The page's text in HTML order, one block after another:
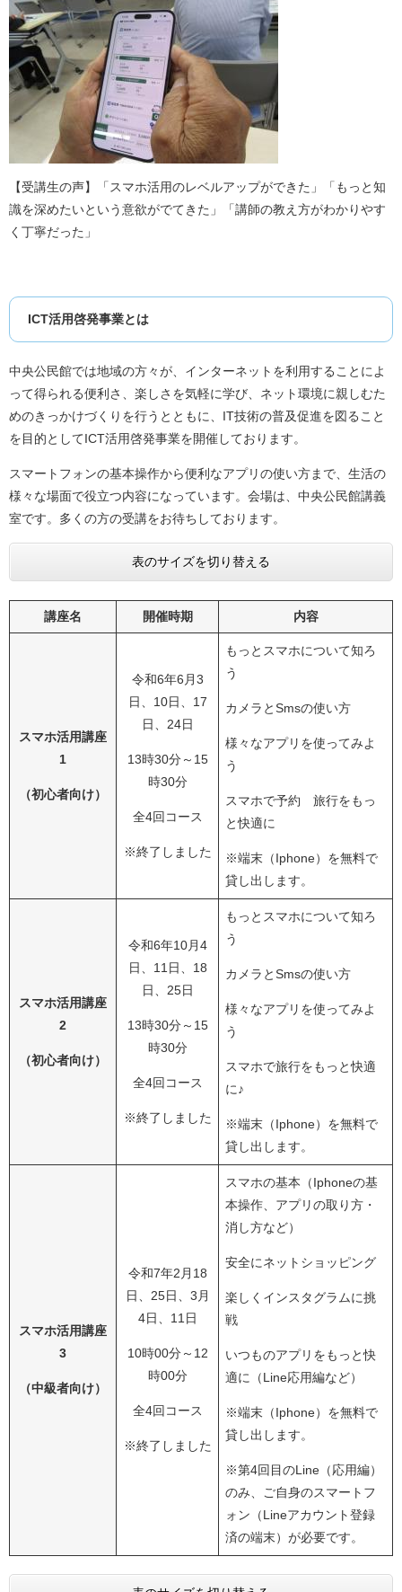
【受講生の声】「スマホ活用のレベルアップができた」「もっと知
識を深めたいという意欲がでてきた」「講師の教え方がわかりやす
く丁寧だった」
ICT活用啓発事業とは
中央公民館では地域の方々が、インターネットを利用することによ
って得られる便利さ、楽しさを気軽に学び、ネット環境に親しむた
めのきっかけづくりを行うとともに、IT技術の普及促進を図ること
を目的としてICT活用啓発事業を開催しております。
スマートフォンの基本操作から便利なアプリの使い方まで、生活の
様々な場面で役立つ内容になっています。会場は、中央公民館講義
室です。多くの方の受講をお待ちしております。
表のサイズを切り替える
講座名 開催時期 内容
スマホ活用講座
1
（初心者向け）
令和6年6月3
日、10日、17
日、24日
13時30分～15
時30分
全4回コース
※終了しました
もっとスマホについて知ろ
う
カメラとSmsの使い方
様々なアプリを使ってみよ
う
スマホで予約 旅行をもっ
と快適に
※端末（Iphone）を無料で
貸し出します。
スマホ活用講座
2
（初心者向け）
令和6年10月4
日、11日、18
日、25日
13時30分～15
時30分
全4回コース
※終了しました
もっとスマホについて知ろ
う
カメラとSmsの使い方
様々なアプリを使ってみよ
う
スマホで旅行をもっと快適
に♪
※端末（Iphone）を無料で
貸し出します。
スマホ活用講座
3
（中級者向け）
令和7年2月18
日、25日、3月
4日、11日
10時00分～12
時00分
全4回コース
※終了しました
スマホの基本（Iphoneの基
本操作、アプリの取り方・
消し方など）
安全にネットショッピング
楽しくインスタグラムに挑
戦
いつものアプリをもっと快
適に（Line応用編など）
※端末（Iphone）を無料で
貸し出します。
※第4回目のLine（応用編）
のみ、ご自身のスマートフ
ォン（Lineアカウント登録
済の端末）が必要です。